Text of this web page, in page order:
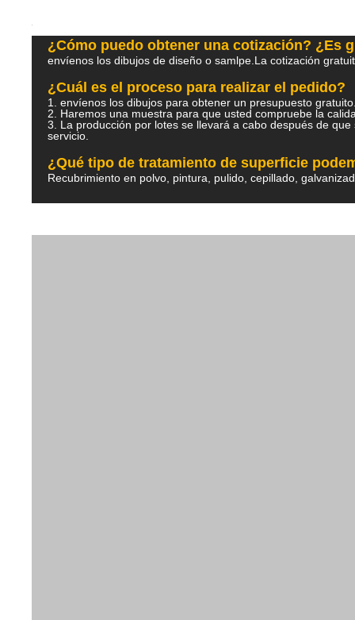
¿Cómo puedo obtener una cotización? ¿Es
envíenos los dibujos de diseño o samlpe.La cotización
¿Cuál es el proceso para realizar el pedido?
1. envíenos los dibujos para obtener un presupuesto
2. Haremos una muestra para que usted compruebe la
3. La producción por lotes se llevará a cabo después de
servicio.
¿Qué tipo de tratamiento de superficie
Recubrimiento en polvo, pintura, pulido, cepillado,